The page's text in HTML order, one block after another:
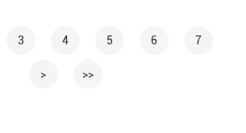
3 4 5 6 7
> >>